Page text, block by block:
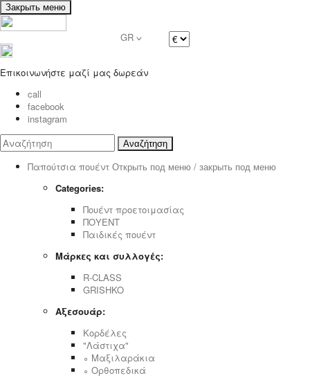
Закрыть меню
GR
Επικοινωνήστε μαζί μας δωρεάν
call
facebook
instagram
Αναζήτηση
Παπούτσια πουέντ Открыть под меню / закрыть под меню
Categories:
Πουέντ προετοιμασίας
ΠΟΥΕΝΤ
Παιδικές πουέντ
Μάρκες και συλλογές:
R-CLASS
GRISHKO
Αξεσουάρ:
Κορδέλες
"Λάστιχα"
∘ Μαξιλαράκια
∘ Ορθοπεδικά